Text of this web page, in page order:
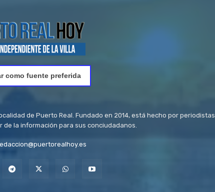
como fuente preferida
de Puerto Real. Fundado en 2014, está hecho por periodistas
de la información para sus conciudadanos.